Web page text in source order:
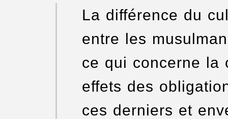
La différence du
entre les
ce qui concerne la
effets des
ces derniers et